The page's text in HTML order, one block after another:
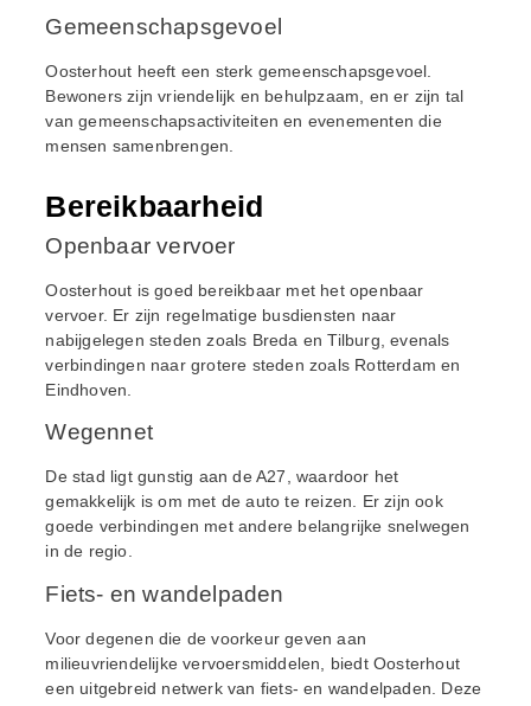
Gemeenschapsgevoel
Oosterhout heeft een sterk gemeenschapsgevoel.
Bewoners zijn vriendelijk en behulpzaam, en er zijn tal
van gemeenschapsactiviteiten en evenementen die
mensen samenbrengen.
Bereikbaarheid
Openbaar vervoer
Oosterhout is goed bereikbaar met het openbaar
vervoer. Er zijn regelmatige busdiensten naar
nabijgelegen steden zoals Breda en Tilburg, evenals
verbindingen naar grotere steden zoals Rotterdam en
Eindhoven.
Wegennet
De stad ligt gunstig aan de A27, waardoor het
gemakkelijk is om met de auto te reizen. Er zijn ook
goede verbindingen met andere belangrijke snelwegen
in de regio.
Fiets- en wandelpaden
Voor degenen die de voorkeur geven aan
milieuvriendelijke vervoersmiddelen, biedt Oosterhout
een uitgebreid netwerk van fiets- en wandelpaden. Deze